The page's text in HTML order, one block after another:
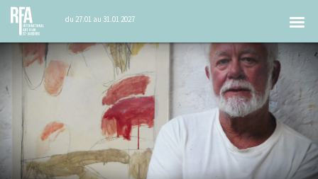
du 27.01 au 31.01 2027